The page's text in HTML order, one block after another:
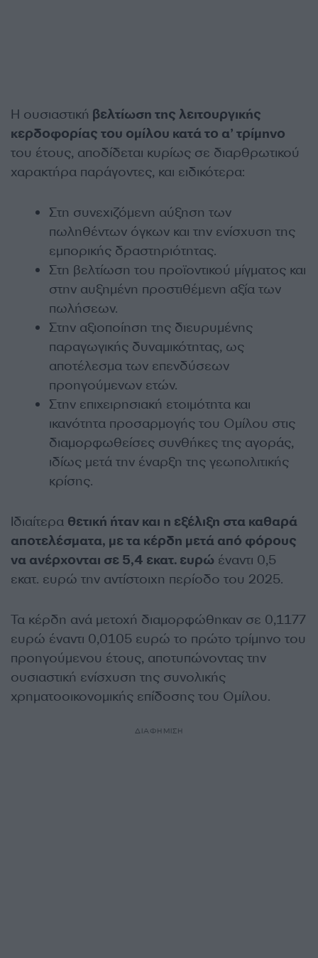
Η ουσιαστική βελτίωση της λειτουργικής
κερδοφορίας του ομίλου κατά το α’ τρίμηνο
του έτους, αποδίδεται κυρίως σε διαρθρωτικού
χαρακτήρα παράγοντες, και ειδικότερα:
Στη συνεχιζόμενη αύξηση των
πωληθέντων όγκων και την ενίσχυση της
εμπορικής δραστηριότητας.
Στη βελτίωση του προϊοντικού μίγματος και
στην αυξημένη προστιθέμενη αξία των
πωλήσεων.
Στην αξιοποίηση της διευρυμένης
παραγωγικής δυναμικότητας, ως
αποτέλεσμα των επενδύσεων
προηγούμενων ετών.
Στην επιχειρησιακή ετοιμότητα και
ικανότητα προσαρμογής του Ομίλου στις
διαμορφωθείσες συνθήκες της αγοράς,
ιδίως μετά την έναρξη της γεωπολιτικής
κρίσης.
Ιδιαίτερα θετική ήταν και η εξέλιξη στα καθαρά
αποτελέσματα, με τα κέρδη μετά από φόρους
να ανέρχονται σε 5,4 εκατ. ευρώ έναντι 0,5
εκατ. ευρώ την αντίστοιχη περίοδο του 2025.
Τα κέρδη ανά μετοχή διαμορφώθηκαν σε 0,1177
ευρώ έναντι 0,0105 ευρώ το πρώτο τρίμηνο του
προηγούμενου έτους, αποτυπώνοντας την
ουσιαστική ενίσχυση της συνολικής
χρηματοοικονομικής επίδοσης του Ομίλου.
ΔΙΑΦΗΜΙΣΗ